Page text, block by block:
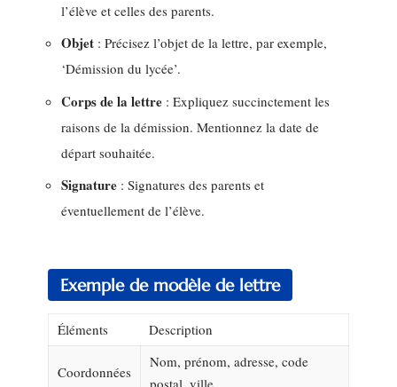
l’élève et celles des parents.
Objet : Précisez l’objet de la lettre, par exemple,
‘Démission du lycée’.
Corps de la lettre : Expliquez succinctement les
raisons de la démission. Mentionnez la date de
départ souhaitée.
Signature : Signatures des parents et
éventuellement de l’élève.
Exemple de modèle de lettre
Éléments Description
Coordonnées
Nom, prénom, adresse, code
postal, ville